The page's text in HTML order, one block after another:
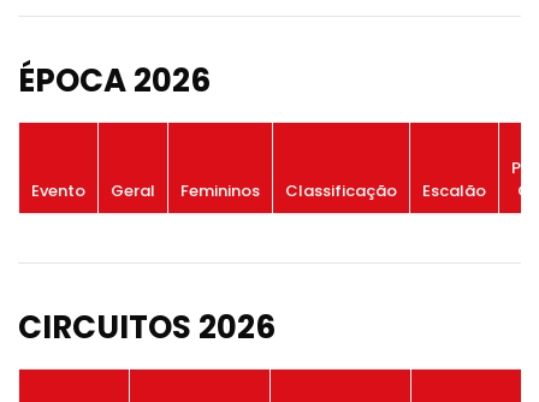
ÉPOCA 2026
Evento Geral Femininos Classificação Escalão
CIRCUITOS 2026